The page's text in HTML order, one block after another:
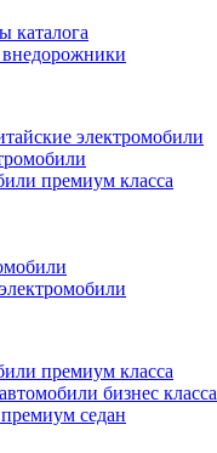
каталога
электромобили
премиум класса
премиум класса
бизнес класса
седан